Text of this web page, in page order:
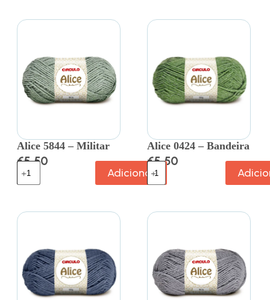
Alice 5844 – Militar
€5.50
Adicionar
Alice 0424 – Bandeira
€5.50